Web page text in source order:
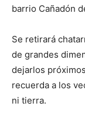
barrio Cañadón
Se retirará
de grandes
dejarlos
recuerda a los
ni tierra.